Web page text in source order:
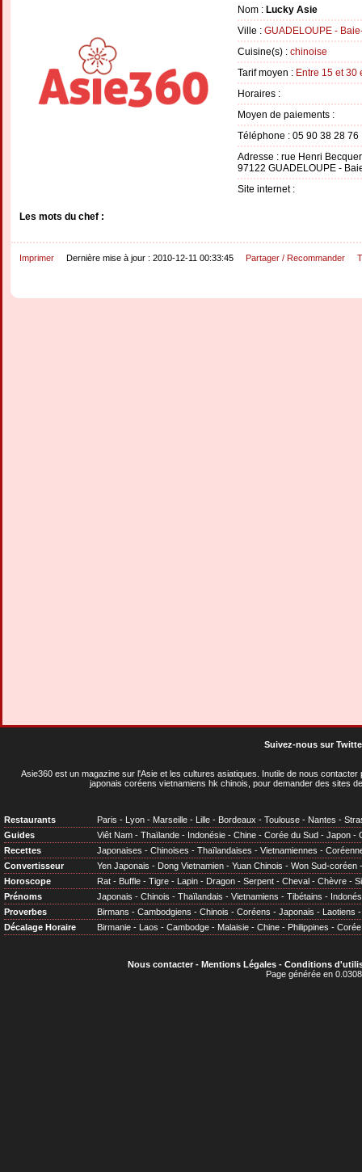
Nom : Lucky Asie
Ville : GUADELOUPE -
Cuisine(s) : chinoise
Tarif moyen : Entre 15 et 30
Horaires :
Moyen de paiements :
Téléphone : 05 90 38 28 76
Adresse : rue Henri
97122 GUADELOUPE -
Site internet :
Les mots du chef :
Imprimer Dernière mise à jour : 2010-12-11 00:33:45 Partager / Recommander
Suivez-nous sur
Asie360 est un magazine sur l'Asie et les cultures asiatiques . Inutile de nous
japonais coréens vietnamiens hk chinois, pour demander des sites
Restaurants Paris - Lyon - Marseille - Lille - Bordeaux - Toulouse - Nantes -
Guides
Viêt Nam - Thaïlande - Indonésie - Chine - Corée du Sud - Japon -
Recettes
Japonaises - Chinoises - Thaïlandaises - Vietnamiennes -
Convertisseur
Yen Japonais - Dong Vietnamien - Yuan Chinois - Won Sud-coréen
Horoscope
Rat - Buffle - Tigre - Lapin - Dragon - Serpent - Cheval - Chèvre -
Prénoms
Japonais - Chinois - Thaïlandais - Vietnamiens - Tibétains -
Proverbes
Birmans - Cambodgiens - Chinois - Coréens - Japonais - Laotiens
Décalage Horaire
Birmanie - Laos - Cambodge - Malaisie - Chine - Philippines - Corée
Nous contacter- Mentions Légales- Conditions
Page générée en